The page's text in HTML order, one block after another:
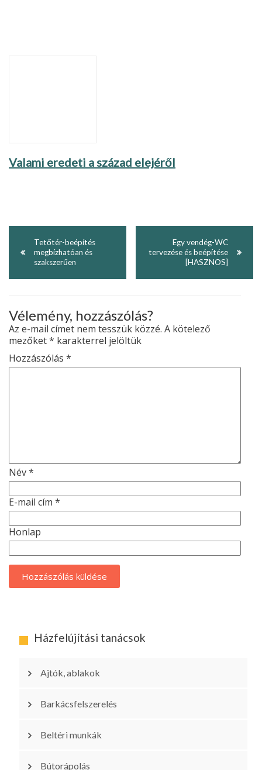
Valami eredeti a század elejéről
Tetőtér-beépítés
megbízhatóan és
szakszerűen
Egy vendég-WC
tervezése és beépítése
[HASZNOS]
Vélemény, hozzászólás?
Az e-mail címet nem tesszük közzé. A kötelező
mezőket* karakterrel jelöltük
Hozzászólás *
Név*
E-mail cím *
Honlap
Házfelújítási tanácsok
Ajtók, ablakok
Barkácsfelszerelés
Beltéri munkák
Bútorápolás